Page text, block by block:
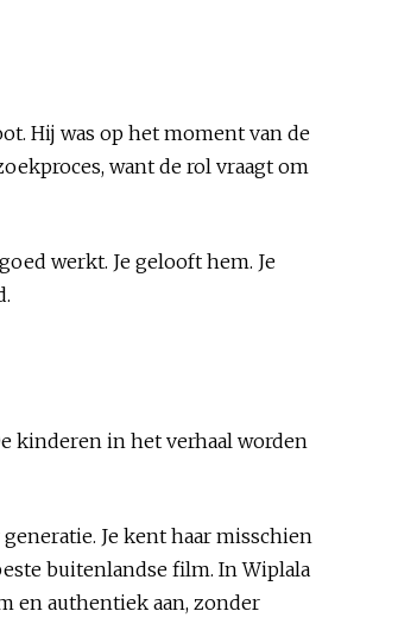
Hij was op het moment van de
want de rol vraagt om
werkt. Je gelooft hem. Je
kinderen in het verhaal worden
Je kent haar misschien
buitenlandse film. In Wiplala
en authentiek aan, zonder